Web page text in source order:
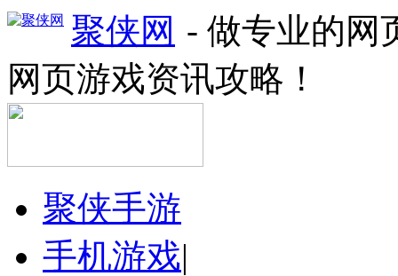
聚侠网 - 做专业的网
网页游戏资讯攻略！
聚侠手游
手机游戏|